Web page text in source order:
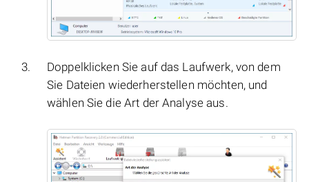
Doppelklicken Sie auf das Laufwerk, von dem
Sie Dateien wiederherstellen möchten, und
wählen Sie die Art der Analyse aus.